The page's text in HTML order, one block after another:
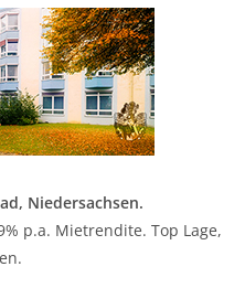
Niedersachsen.
p.a. Mietrendite. Top Lage,